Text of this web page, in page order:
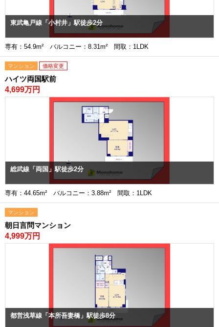
東武亀戸線「小村井」駅徒歩2分
専有：54.9m² バルコニー：8.31m² 間取：1LDK
マンション 価格変更
ハイツ両国駅前
4,699万円
総武線「両国」駅徒歩2分
専有：44.65m² バルコニー：3.88m² 間取：1LDK
マンション
朝日言問マンション
4,999万円
都営浅草線「本所吾妻橋」駅徒歩8分